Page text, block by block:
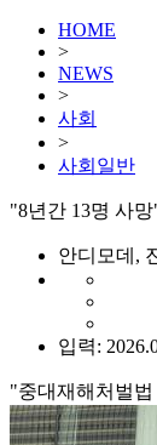
HOME
>
NEWS
>
사회
>
사회일반
"8년간 13명 사
안디모데,
입력:
"중대재해처벌